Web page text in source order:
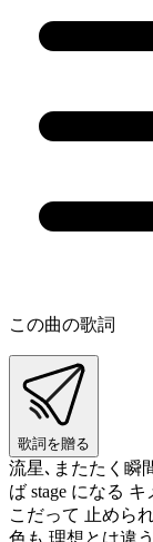
この曲の歌詞
歌詞を贈る
流星､またたく瞬
ば stage になる
こだって 止めら
色も 理想とは違